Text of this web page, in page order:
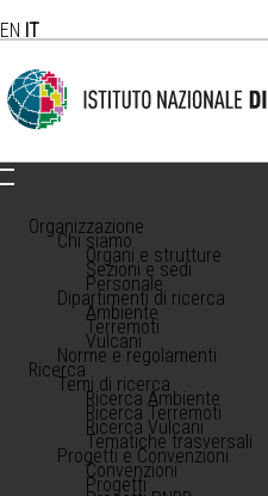
EN IT
Organizzazione
Chi siamo
Organi e strutture
Sezioni e sedi
Personale
Dipartimenti di ricerca
Ambiente
Terremoti
Vulcani
Norme e regolamenti
Ricerca
Temi di ricerca
Ricerca Ambiente
Ricerca Terremoti
Ricerca Vulcani
Tematiche trasversali
Progetti e Convenzioni
Convenzioni
Progetti